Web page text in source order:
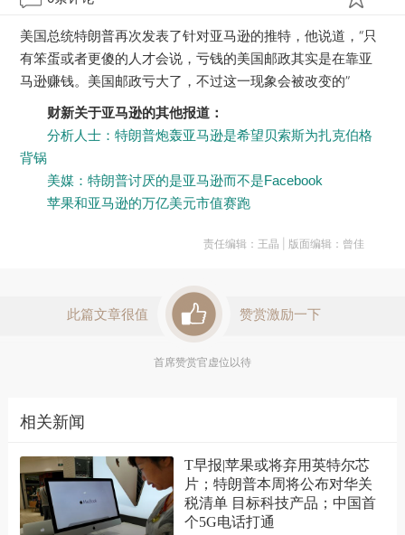
美国总统特朗普再次发表了针对亚马逊的推特，他说道，“只
有笨蛋或者更傻的人才会说，亏钱的美国邮政其实是在靠亚
马逊赚钱。美国邮政亏大了，不过这一现象会被改变的”
财新关于亚马逊的其他报道：
分析人士：特朗普炮轰亚马逊是希望贝索斯为扎克伯格
背锅
美媒：特朗普讨厌的是亚马逊而不是Facebook
苹果和亚马逊的万亿美元市值赛跑
责任编辑：王晶 | 版面编辑：曾佳
此篇文章很值 赞赏激励一下
首席赞赏官虚位以待
相关新闻
T早报|苹果或将弃用英特尔芯
片；特朗普本周将公布对华关
税清单 目标科技产品；中国首
个5G电话打通